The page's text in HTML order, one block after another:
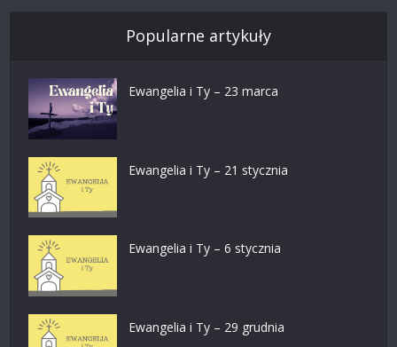
Popularne artykuły
Ewangelia i Ty – 23 marca
Ewangelia i Ty – 21 stycznia
Ewangelia i Ty – 6 stycznia
Ewangelia i Ty – 29 grudnia